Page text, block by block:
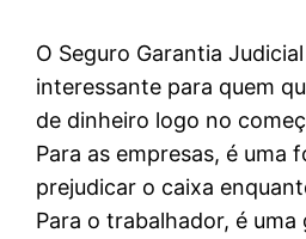
O Seguro Garantia
interessante para quem
de dinheiro logo no
Para as empresas, é uma
prejudicar o caixa
Para o trabalhador, é uma